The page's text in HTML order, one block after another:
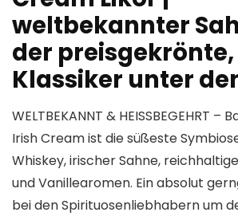
weltbekannter
der
Klassiker unter
WELTBEKANNT & HEISSBEGEHRT –
Irish Cream ist die süßeste
Whiskey, irischer Sahne,
und Vanillearomen. Ein absolut
bei den Spirituosenliebhabern um